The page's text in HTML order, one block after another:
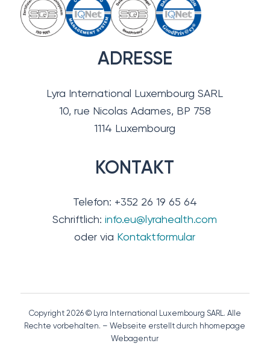
ADRESSE
Lyra International Luxembourg SARL
10, rue Nicolas Adames, BP 758
1114 Luxembourg
KONTAKT
Telefon: +352 26 19 65 64
Schriftlich:info.eu@lyrahealth.com
oder via Kontaktformular
Copyright 2026 © Lyra International Luxembourg SARL. Alle
Rechte vorbehalten. – Webseite erstellt durch hhomepage
Webagentur